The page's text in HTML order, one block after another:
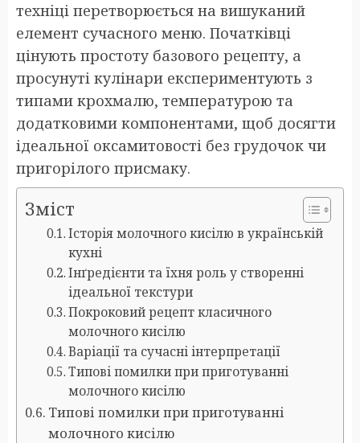
техніці перетворюється на вишуканий
елемент сучасного меню. Початківці
цінують простоту базового рецепту, а
просунуті кулінари експериментують з
типами крохмалю, температурою та
додатковими компонентами, щоб досягти
ідеальної оксамитовості без грудочок чи
пригорілого присмаку.
Зміст
Історія молочного кисілю в українській
кухні
Інґредієнти та їхня роль у створенні
ідеальної текстури
Покроковий рецепт класичного
молочного кисілю
Варіації та сучасні інтерпретації
Типові помилки при приготуванні
молочного кисілю
Типові помилки при приготуванні
молочного кисілю